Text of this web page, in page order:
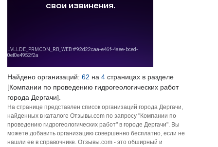
Найдено организаций: 62 на 4 страницах в разделе
[Компании по проведению гидрогеологических работ
города Дергачи].
На странице представлен список организаций города Дергачи,
найденных в каталоге Отзывы.com по запросу "Компании по
проведению гидрогеологических работ" в городе Дергачи". Вы
можете добавить организацию совершенно бесплатно, если не
нашли ее в справочнике. Отзывы.com - это обширный и